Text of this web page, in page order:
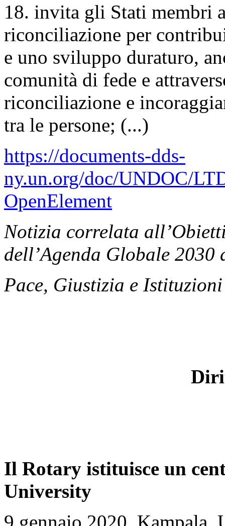
18. invita gli Stati membri
riconciliazione per
e uno sviluppo duraturo,
comunità di fede e
riconciliazione e
tra le persone; (...)
https://documents-dds-
ny.un.org/doc/UNDOC/
OpenElement
Notizia correlata
dell’Agenda Globale
Pace, Giustizia e
Il Rotary istituisce un
University
9 gennaio 2020,